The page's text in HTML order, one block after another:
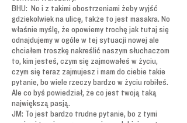
BHU: No i z takimi obostrzeniami żeby wyjść
gdziekolwiek na ulicę, także to jest masakra. No
właśnie myślę, że opowiemy trochę jak tutaj się
odnajdujemy w ogóle w tej sytuacji nowej ale
chciałem troszkę nakreślić naszym słuchaczom
to, kim jesteś, czym się zajmowałeś w życiu,
czym się teraz zajmujesz i mam do ciebie takie
pytanie, bo wiele rzeczy bardzo w życiu robiłeś.
Ale co byś powiedział, że co jest twoją taką
największą pasją.
JM: To jest bardzo trudne pytanie, bo z tymi